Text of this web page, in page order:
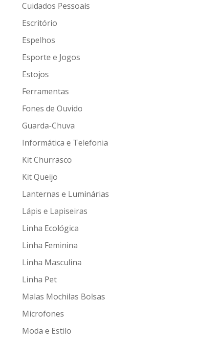
Cuidados Pessoais
Escritório
Espelhos
Esporte e Jogos
Estojos
Ferramentas
Fones de Ouvido
Guarda-Chuva
Informática e Telefonia
Kit Churrasco
Kit Queijo
Lanternas e Luminárias
Lápis e Lapiseiras
Linha Ecológica
Linha Feminina
Linha Masculina
Linha Pet
Malas Mochilas Bolsas
Microfones
Moda e Estilo